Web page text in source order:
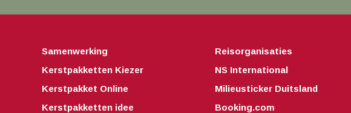
Samenwerking
Kerstpakketten Kiezer
Kerstpakket Online
Kerstpakketten idee
Reisorganisaties
NS International
Milieusticker Duitsland
Booking.com